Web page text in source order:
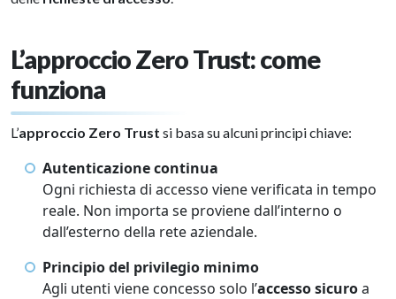
L’approccio Zero Trust: come
funziona
L’approccio Zero Trust si basa su alcuni principi chiave:
Autenticazione continua
Ogni richiesta di accesso viene verificata in tempo
reale. Non importa se proviene dall’interno o
dall’esterno della rete aziendale.
Principio del privilegio minimo
Agli utenti viene concesso solo l’accesso sicuroa